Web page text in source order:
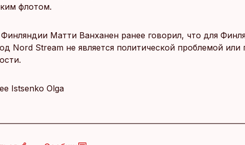
флотом.
Матти Ванханен ранее говорил, что для
Nord Stream не является политической проблемой или
Istsenko Olga